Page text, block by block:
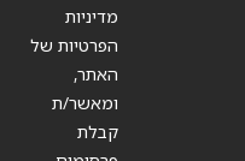
מדיניות
הפרטיות של
האתר,
ומאשר/ת
קבלת